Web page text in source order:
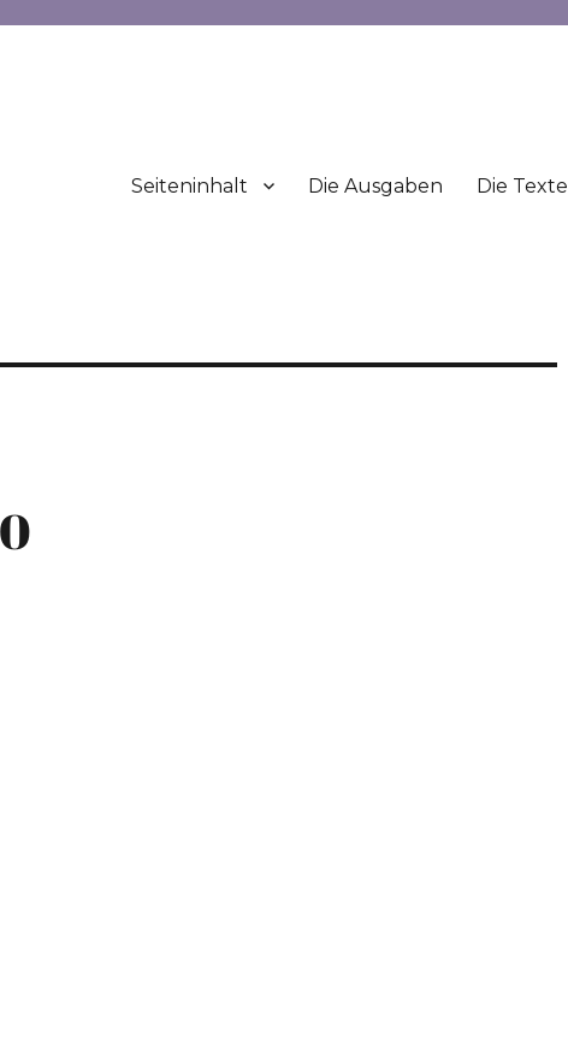
Seiteninhalt Die Ausgaben Die Texte